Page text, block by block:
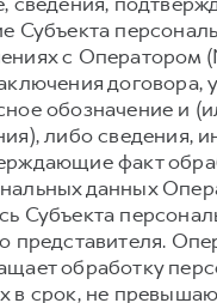
Субъекта
с Оператором
договора,
обозначение и
либо сведения,
факт
данных
Субъекта
представителя.
обработку
в срок, не